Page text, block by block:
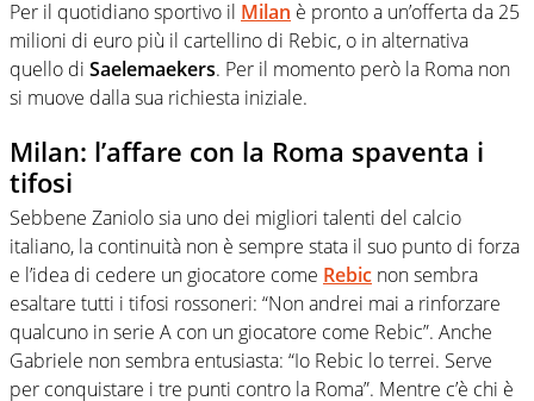
Per il quotidiano sportivo il Milan è pronto a un’offerta da 25
milioni di euro più il cartellino di Rebic, o in alternativa
quello di Saelemaekers. Per il momento però la Roma non
si muove dalla sua richiesta iniziale.
Milan: l’affare con la Roma spaventa i
tifosi
Sebbene Zaniolo sia uno dei migliori talenti del calcio
italiano, la continuità non è sempre stata il suo punto di forza
e l’idea di cedere un giocatore come Rebic non sembra
esaltare tutti i tifosi rossoneri: “Non andrei mai a rinforzare
qualcuno in serie A con un giocatore come Rebic”. Anche
Gabriele non sembra entusiasta: “Io Rebic lo terrei. Serve
per conquistare i tre punti contro la Roma”. Mentre c’è chi è